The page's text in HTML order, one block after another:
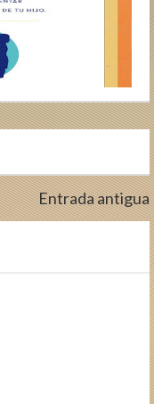
Entrada antigua